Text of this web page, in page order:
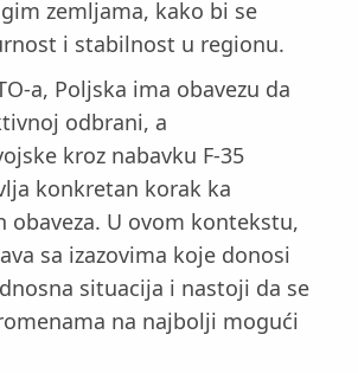
zemljama, kako bi se
i stabilnost u regionu.
a, Poljska ima obavezu da
odbrani, a
kroz nabavku F-35
konkretan korak ka
obaveza. U ovom kontekstu,
sa izazovima koje donosi
situacija i nastoji da se
na najbolji mogući